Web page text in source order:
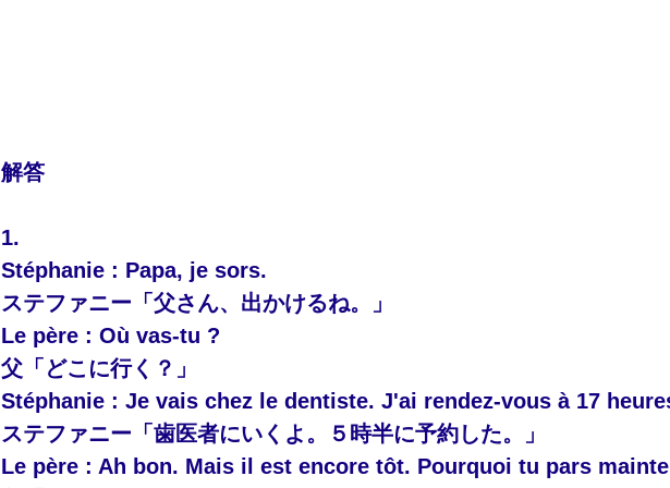
解答
1.
Stéphanie : Papa, je sors.
ステファニー「父さん、出かけるね。」
Le père : Où vas-tu ?
父「どこに行く？」
Stéphanie : Je vais chez le dentiste. J'ai rendez-vous à 17
ステファニー「歯医者にいくよ。５時半に予約した。」
Le père : Ah bon. Mais il est encore tôt. Pourquoi tu pars